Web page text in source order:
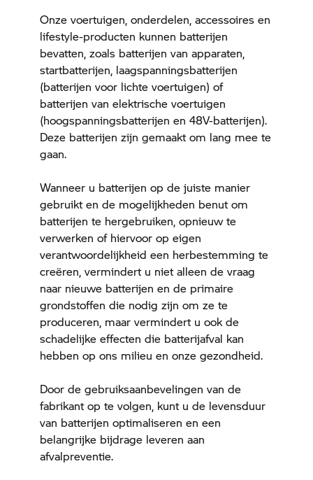
Onze voertuigen, onderdelen, accessoires en
lifestyle-producten kunnen batterijen
bevatten, zoals batterijen van apparaten,
startbatterijen, laagspanningsbatterijen
(batterijen voor lichte voertuigen) of
batterijen van elektrische voertuigen
(hoogspanningsbatterijen en 48V-batterijen).
Deze batterijen zijn gemaakt om lang mee te
gaan.
Wanneer u batterijen op de juiste manier
gebruikt en de mogelijkheden benut om
batterijen te hergebruiken, opnieuw te
verwerken of hiervoor op eigen
verantwoordelijkheid een herbestemming te
creëren, vermindert u niet alleen de vraag
naar nieuwe batterijen en de primaire
grondstoffen die nodig zijn om ze te
produceren, maar vermindert u ook de
schadelijke effecten die batterijafval kan
hebben op ons milieu en onze gezondheid.
Door de gebruiksaanbevelingen van de
fabrikant op te volgen, kunt u de levensduur
van batterijen optimaliseren en een
belangrijke bijdrage leveren aan
afvalpreventie.